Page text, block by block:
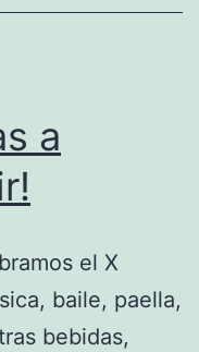
a
el X
baile, paella,
bebidas,